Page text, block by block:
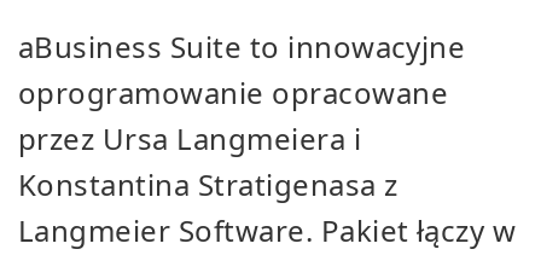
aBusiness Suite to innowacyjne
oprogramowanie opracowane
przez Ursa Langmeiera i
Konstantina Stratigenasa z
Langmeier Software. Pakiet łączy w